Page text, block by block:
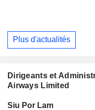
Plus d'actualités
Dirigeants et
Airways Limited
Dirigeant Titre
Siu Por Lam